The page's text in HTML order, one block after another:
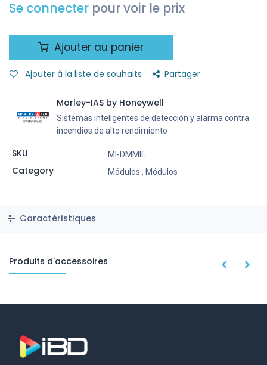
Se connecter pour voir le prix
Ajouter au panier
Ajouter à la liste de souhaits Partager
Morley-IAS by Honeywell
Sistemas inteligentes de detección y alarma contra
incendios de alto rendimiento
SKU MI-DMMIE
Category Módulos , Módulos
Caractéristiques
Produits d'accessoires